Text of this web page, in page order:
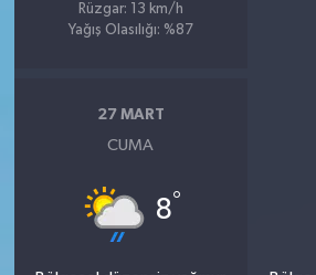
Rüzgar: 13 km/h
Yağış Olasılığı: %87
27 MART
CUMA
8°